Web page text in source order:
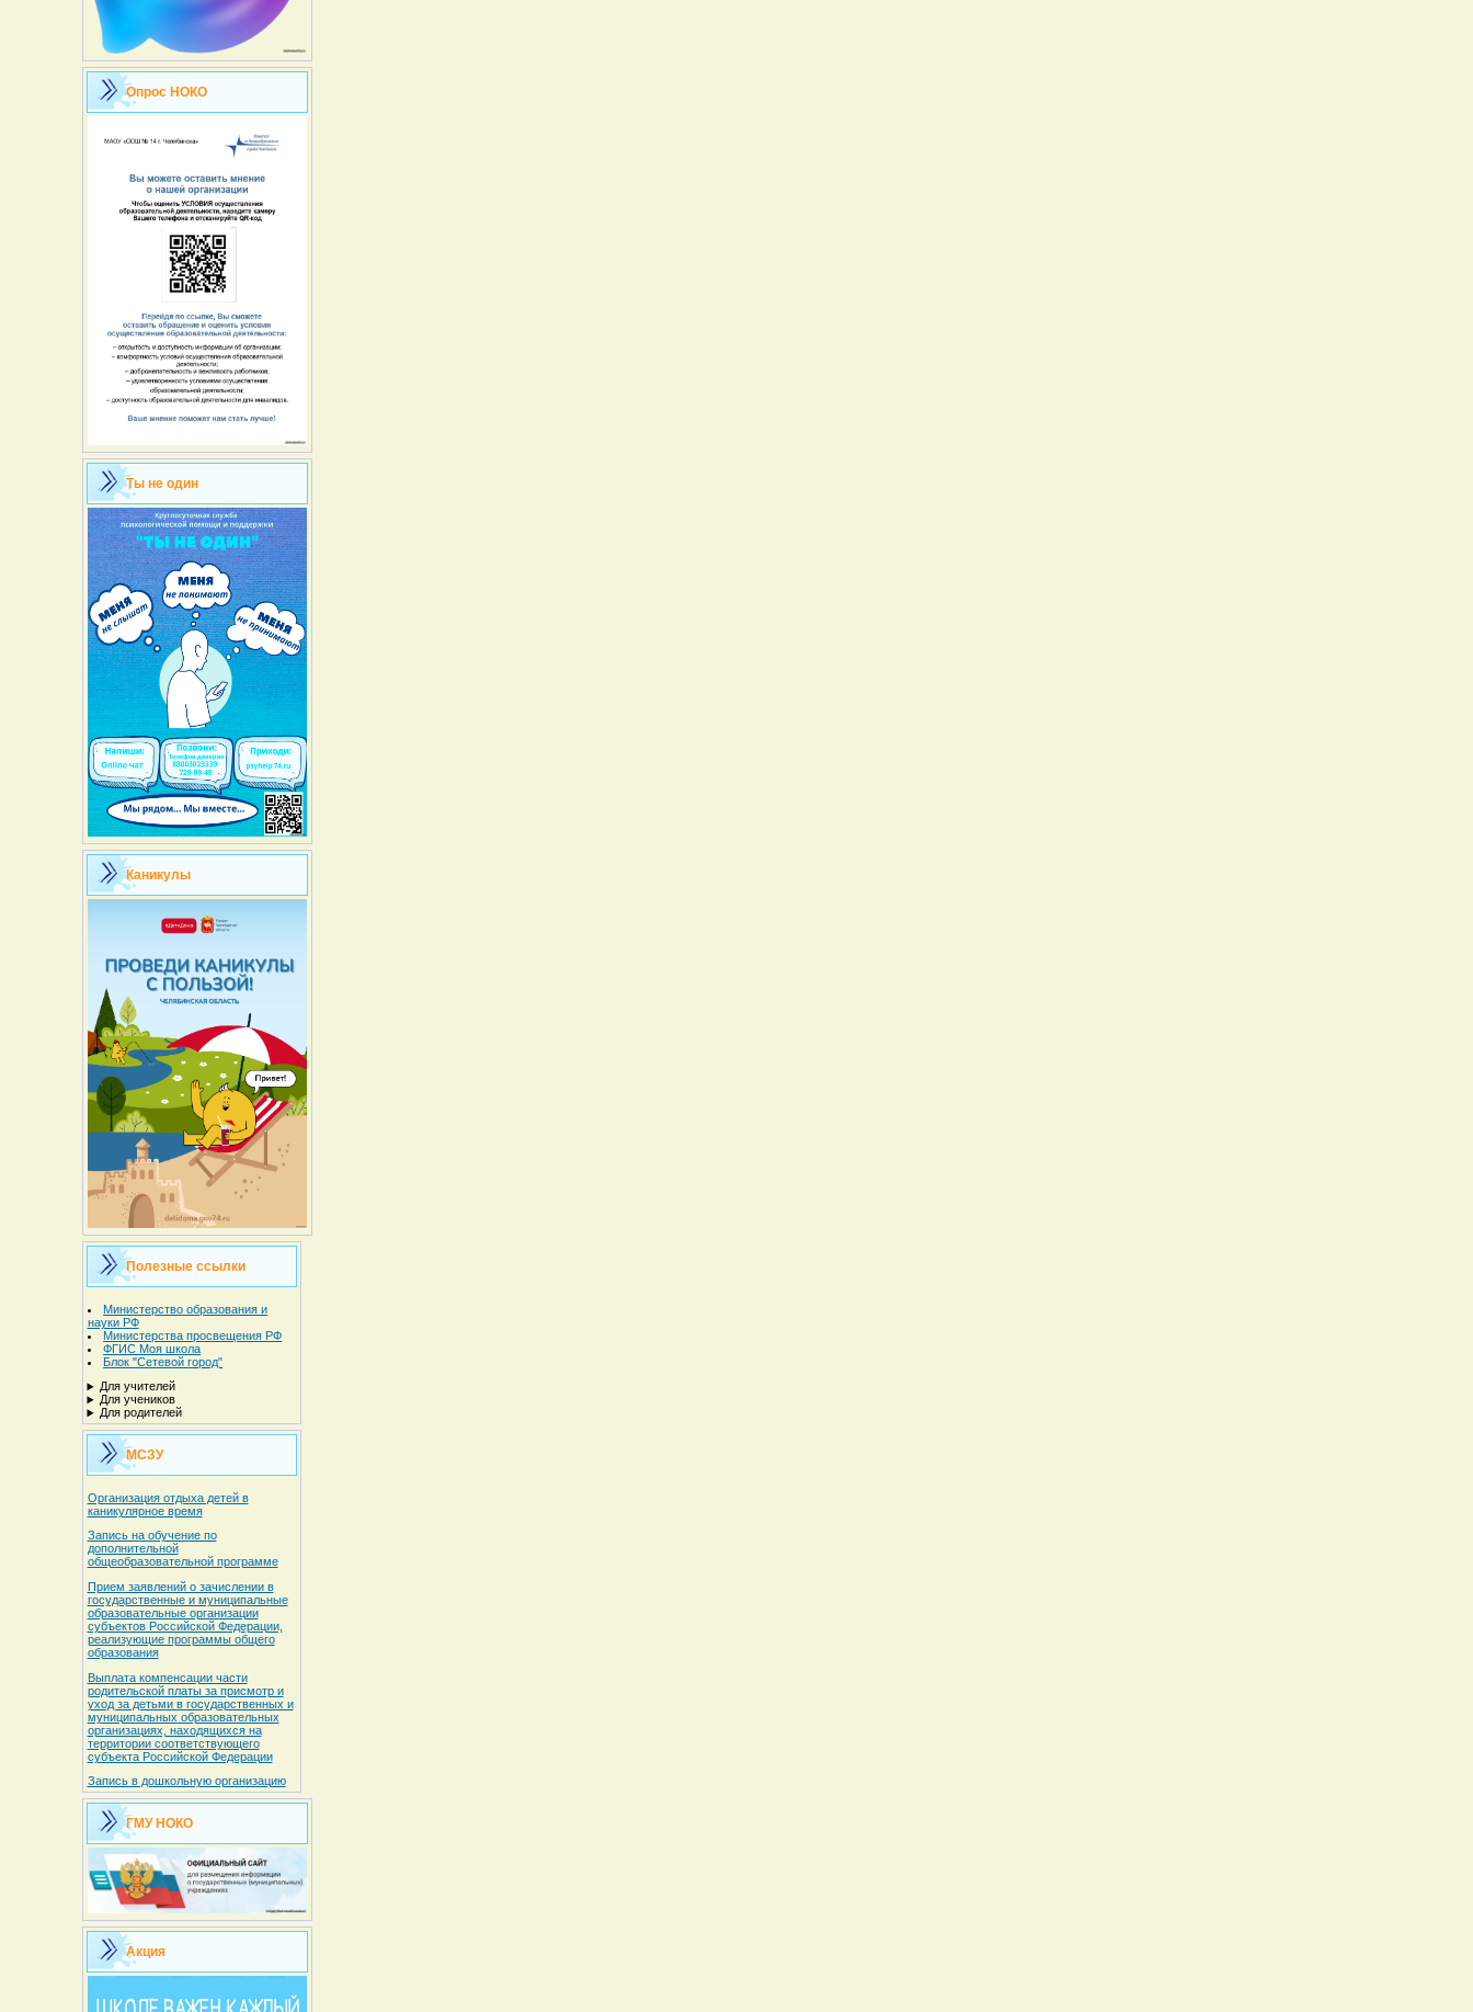
Опрос НОКО
Ты не один
Каникулы
Полезные ссылки
Министерство образования и
науки РФ
Министерства просвещения РФ
ФГИС Моя школа
Блок "Сетевой город"
Для учителей
Для учеников
Для родителей
МСЗУ
Организация отдыха детей в
каникулярное время
Запись на обучение по
дополнительной
общеобразовательной программе
Прием заявлений о зачислении в
государственные и муниципальные
образовательные организации
субъектов Российской Федерации,
реализующие программы общего
образования
Выплата компенсации части
родительской платы за присмотр и
уход за детьми в государственных и
муниципальных образовательных
организациях, находящихся на
территории соответствующего
субъекта Российской Федерации
Запись в дошкольную организацию
ГМУ НОКО
Акция